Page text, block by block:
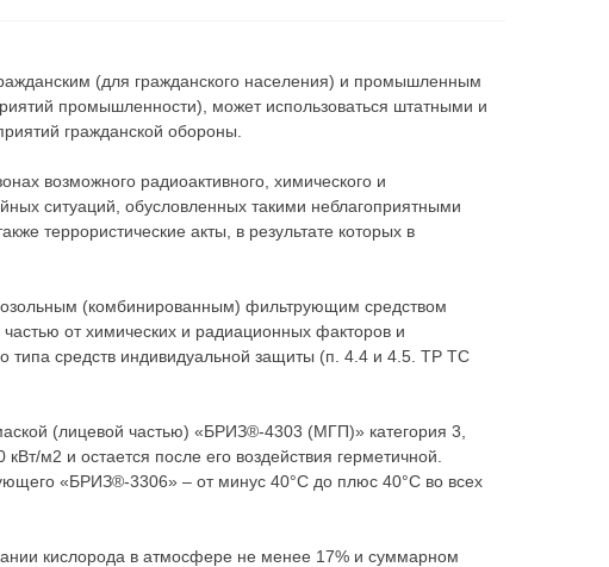
(для гражданского населения) и промышленным
промышленности), может использоваться штатными и
гражданской обороны.
возможного радиоактивного, химического и
ситуаций, обусловленных такими неблагоприятными
террористические акты, в результате которых в
(комбинированным) фильтрующим средством
от химических и радиационных факторов и
типа средств индивидуальной защиты (п. 4.4 и 4.5. ТР ТС
(лицевой частью) «БРИЗ®-4303 (МГП)» категория 3,
м2 и остается после его воздействия герметичной.
«БРИЗ®-3306» – от минус 40°С до плюс 40°С во всех
кислорода в атмосфере не менее 17% и суммарном